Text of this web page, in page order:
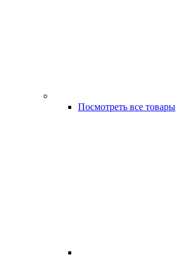
Посмотреть все товары